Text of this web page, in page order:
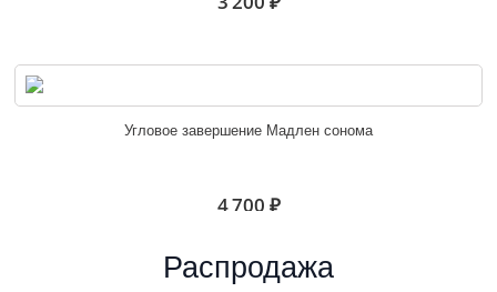
Угловое завершение Мадлен сонома
4 700 ₽
Распродажа